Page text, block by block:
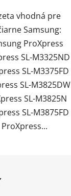
vhodná pre
Samsung:
ProXpress
SL-M3325ND
SL-M3375FD
SL-M3825DW
SL-M3825N
SL-M3875FD
ProXpress...